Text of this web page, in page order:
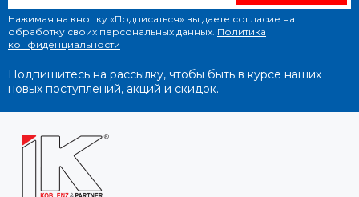
Нажимая на кнопку «Подписаться» вы даете согласие на
обработку своих персональных данных. Политика
конфиденциальности
Подпишитесь на рассылку, чтобы быть в курсе наших
новых поступлений, акций и скидок.